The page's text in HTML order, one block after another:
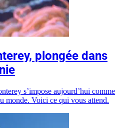
plongée dans
s’impose aujourd’hui comme
monde. Voici ce qui vous attend.